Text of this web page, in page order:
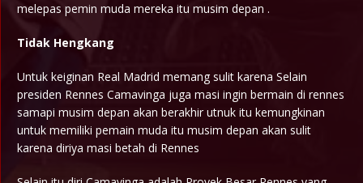
melepas pemin muda mereka itu musim depan .
Tidak Hengkang
Untuk keiginan Real Madrid memang sulit karena Selain
presiden Rennes Camavinga juga masi ingin bermain di rennes
samapi musim depan akan berakhir utnuk itu kemungkinan
untuk memiliki pemain muda itu musim depan akan sulit
karena diriya masi betah di Rennes